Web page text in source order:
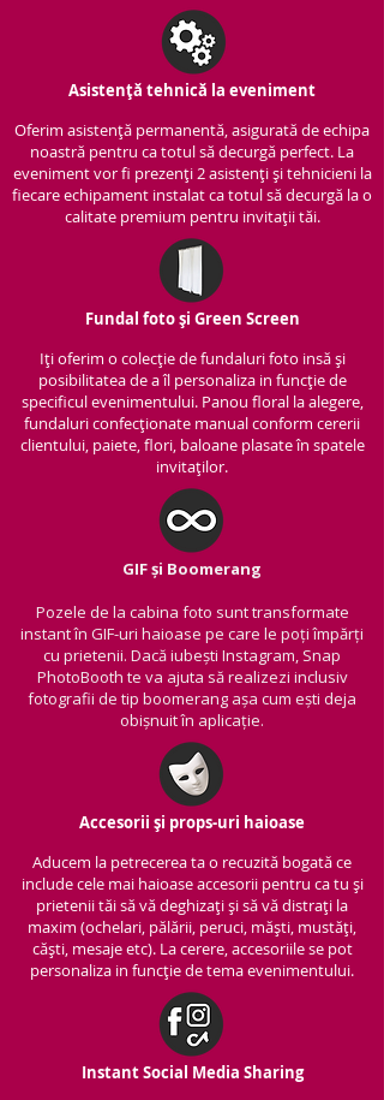
Asistență tehnică la eveniment
Oferim asistență permanentă, asigurată de echipa
noastră pentru ca totul să decurgă perfect. La
eveniment vor fi prezenți 2 asistenți și tehnicieni la
fiecare echipament instalat ca totul să decurgă la o
calitate premium pentru invitații tăi.
Fundal foto și Green Screen
Iți oferim o colecție de fundaluri foto insă și
posibilitatea de a îl personaliza in funcție de
specificul evenimentului. Panou floral la alegere,
fundaluri confecționate manual conform cererii
clientului, paiete, flori, baloane plasate în spatele
invitaților.
GIF și Boomerang
Pozele de la cabina foto sunt transformate
instant în GIF-uri haioase pe care le poți împărți
cu prietenii. Dacă iubești Instagram, Snap
PhotoBooth te va ajuta să realizezi inclusiv
fotografii de tip boomerang așa cum ești deja
obișnuit în aplicație.
Accesorii și props-uri haioase
Aducem la petrecerea ta o recuzită bogată ce
include cele mai haioase accesorii pentru ca tu și
prietenii tăi să vă deghizați și să vă distrați la
maxim (ochelari, pălării, peruci, măști, mustăți,
căști, mesaje etc). La cerere, accesoriile se pot
personaliza in funcție de tema evenimentului.
Instant Social Media Sharing